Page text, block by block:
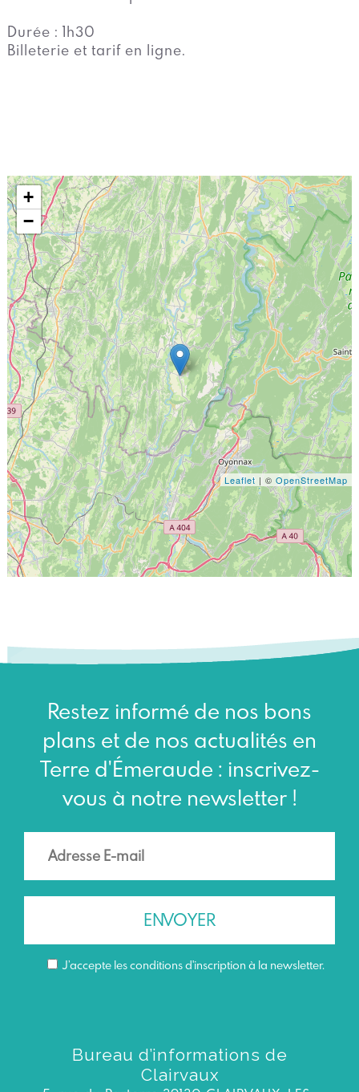
Durée : 1h30
Billeterie et tarif en ligne.
+
−
Leaflet | ©OpenStreetMap
Restez informé de nos bons
plans et de nos actualités en
Terre d'Émeraude : inscrivez-
vous à notre newsletter !
J’accepte les conditions d'inscription à la newsletter.
Bureau d’informations de
Clairvaux